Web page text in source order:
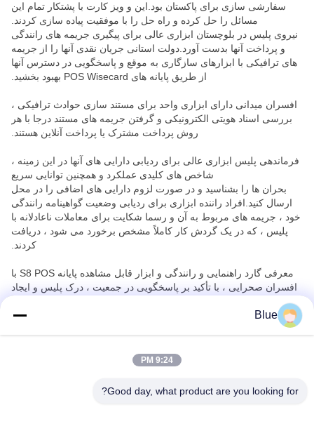
سفارشی سازی برای پاکستان بود.این و ویز کارت با پشتکار تمام این
مسائل را حل کرده و راه حل را با موفقیت پیاده سازی کردند.
نیروی پلیس در بلوچستان ابزاری عالی برای پیگیری جریمه های رانندگی
و پرداخت آنها بدست آورد.دولت استانی جریان نقدی آنها را از جریمه
های ترافیکی با ابزارهای سازگاری به موقع و پاسخگویی در دسترس آنها
از طریق پایانه های POS Wisecard بهبود بخشید.
افسران میدانی دارای ابزاری واحد برای مستند سازی حوادث ترافیکی ،
بررسی اسناد هویتی الکترونیکی و گرفتن جریمه های مستند درجا با هر
روش پرداخت مشترک یا پرداخت آنلاین هستند.
فرماندهی پلیس ابزاری عالی برای ردیابی دارایی های آنها در این زمینه ،
شاخص های کلیدی عملکرد و همچنین توانایی سریع
بحران ها را بشناسید و در صورت لزوم دارایی های اضافی را در محل
ارسال کنید.افراد راننده ابزاری برای ردیابی وضعیت گواهینامه رانندگی
خود ، جریمه های مربوط به آن و رسما شکایت برای معاملات ناعادلانه با
پلیس ، که در یک گردش کار کاملاً مشخص برخورد می شود ، دریافت
کردند.
معرفی گارد راهنمایی و رانندگی و ابزار قابل مشاهده پایانه S8 POS با
افسران صحرایی ، با تأکید بر پاسخگویی در جمعیت ، درک پلیس و ایجاد
فاصله بین پلیس و شهروندان عادی را به طرز چشمگیری بهبود بخشیده
است.
Blue
9:24 PM
Good day, what product are you looking for?